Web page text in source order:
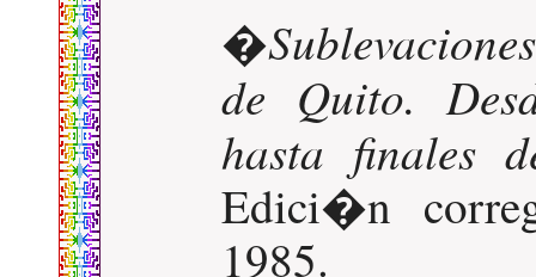
�
de Quito.
hasta finales
Edici�n
1985.